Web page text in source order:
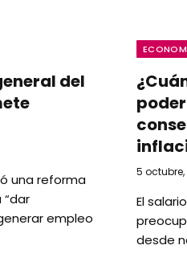
del
una reforma
empleo
5 octubre,
El
desde